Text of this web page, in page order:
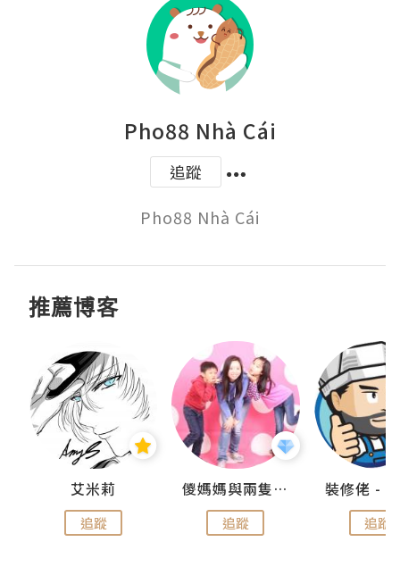
Pho88 Nhà Cái
追蹤
Pho88 Nhà Cái
推薦博客
艾米莉
追蹤
儍媽媽與兩隻小魔怪之家
追蹤 追蹤